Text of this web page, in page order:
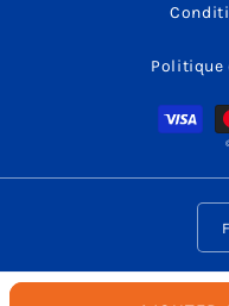
Politique
L
a
n